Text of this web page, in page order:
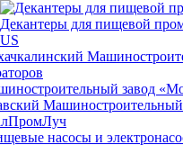
Декантеры для пищевой